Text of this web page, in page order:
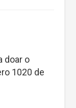
doar o
1020 de